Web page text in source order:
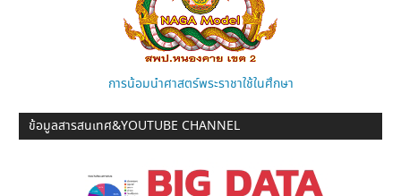
การน้อมนำศาสตร์พระราชาใช้ในศึกษา
ข้อมูลสารสนเทศ&YOUTUBE CHANNEL